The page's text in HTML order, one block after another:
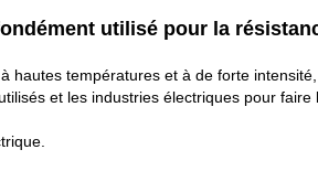
utilisé pour la
hautes températures et à de forte
et les industries électriques pour faire